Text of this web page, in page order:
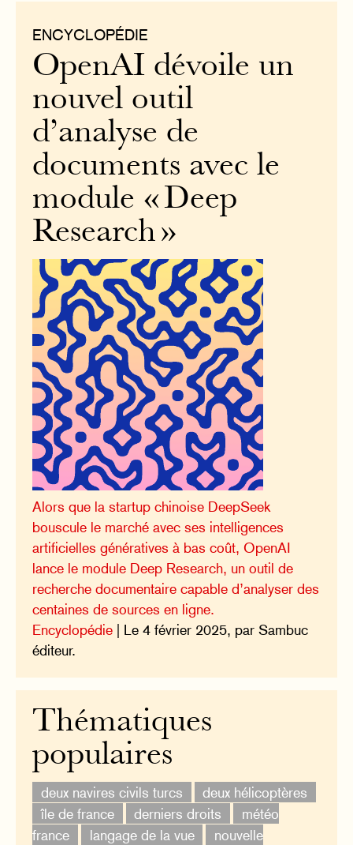
ENCYCLOPÉDIE
OpenAI dévoile un
nouvel outil
d’analyse de
documents avec le
module « Deep
Research »
Alors que la startup chinoise DeepSeek
bouscule le marché avec ses intelligences
artificielles génératives à bas coût, OpenAI
lance le module Deep Research, un outil de
recherche documentaire capable d’analyser des
centaines de sources en ligne.
Encyclopédie | Le 4 février 2025, par Sambuc
éditeur.
Thématiques
populaires
deux navires civils turcs
deux hélicoptères
île de france
derniers droits
météo
france
langage de la vue
nouvelle